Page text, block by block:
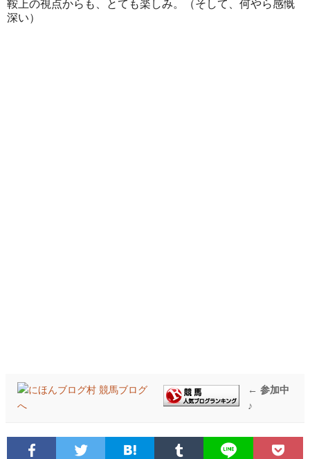
鞍上の視点からも、とても楽しみ。（そして、何やら感慨
深い）
← 参加中
♪